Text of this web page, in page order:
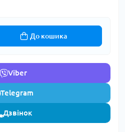
До кошика
Viber
Telegram
Дзвінок